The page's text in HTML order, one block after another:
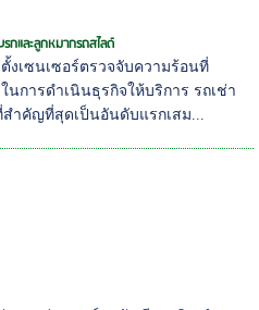
รกและลูกหมากรถสไลด์
งเซนเซอร์ตรวจจับความร้อนที่
นการดำเนินธุรกิจให้บริการ รถเช่า
ำคัญที่สุดเป็นอันดับแรกเสม...